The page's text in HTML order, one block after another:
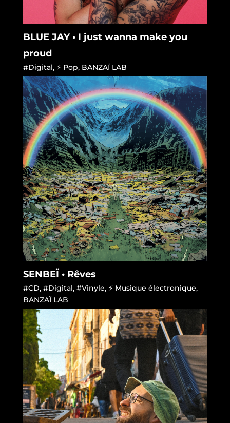
BLUE JAY • I just wanna make you
proud
#Digital, ⚡ Pop, BANZAÏ LAB
SENBEÏ • Rêves
#CD, #Digital, #Vinyle, ⚡ Musique électronique,
BANZAÏ LAB